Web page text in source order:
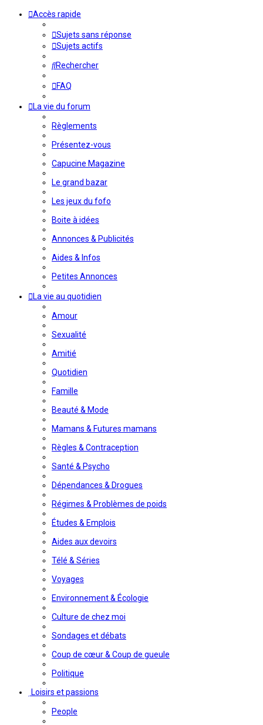
Accès rapide
Sujets sans réponse
Sujets actifs
Rechercher
FAQ
La vie du forum
Règlements
Présentez-vous
Capucine Magazine
Le grand bazar
Les jeux du fofo
Boite à idées
Annonces & Publicités
Aides & Infos
Petites Annonces
La vie au quotidien
Amour
Sexualité
Amitié
Quotidien
Famille
Beauté & Mode
Mamans & Futures mamans
Règles & Contraception
Santé & Psycho
Dépendances & Drogues
Régimes & Problèmes de poids
Études & Emplois
Aides aux devoirs
Télé & Séries
Voyages
Environnement & Écologie
Culture de chez moi
Sondages et débats
Coup de cœur & Coup de gueule
Politique
Loisirs et passions
People